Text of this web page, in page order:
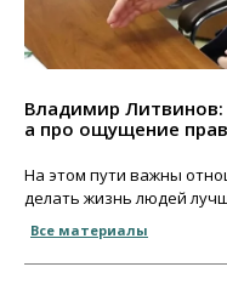
Владимир Литвинов:
а про ощущение
На этом пути важны
делать жизнь людей
Все материалы